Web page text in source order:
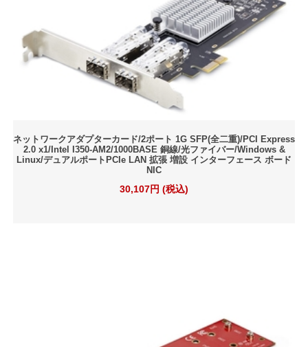
ネットワークアダプターカード/2ポート 1G SFP(全二重)/PCI Express
2.0 x1/Intel I350-AM2/1000BASE 銅線/光ファイバー/Windows &
Linux/デュアルポートPCIe LAN 拡張 増設 インターフェース ボード
NIC
30,107円 (税込)